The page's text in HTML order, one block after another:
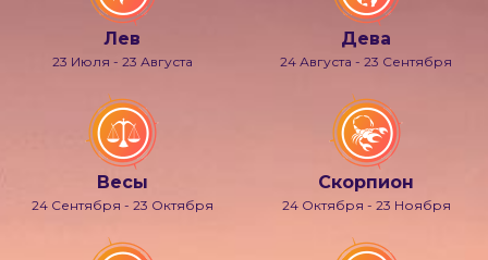
Лев
23 Июля - 23 Августа
Дева
24 Августа - 23 Сентября
Весы
24 Сентября - 23 Октября
Скорпион
24 Октября - 23 Ноября